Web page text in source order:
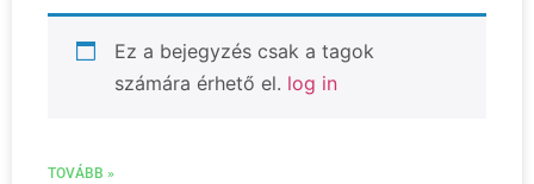
Ez a bejegyzés csak a tagok
számára érhető el. log in
TOVÁBB »